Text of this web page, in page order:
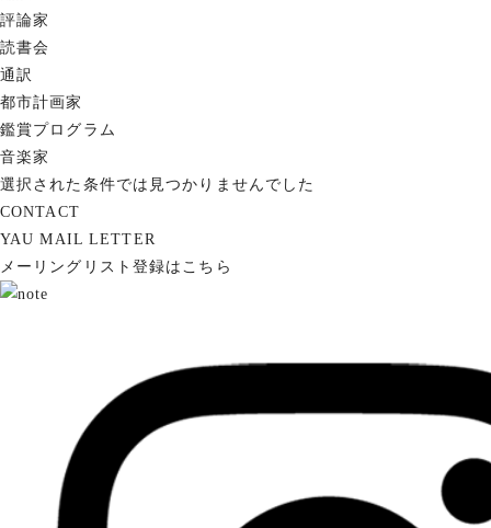
評論家
読書会
通訳
都市計画家
鑑賞プログラム
音楽家
選択された条件では見つかりませんでした
CONTACT
YAU MAIL LETTER
メーリングリスト登録はこちら